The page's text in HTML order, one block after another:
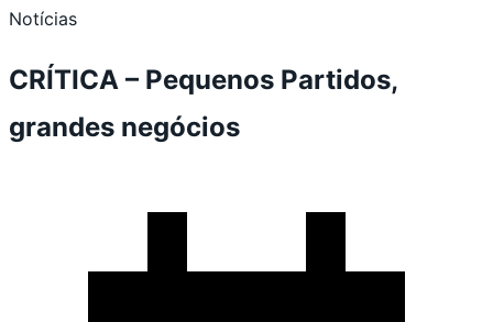
Notícias
CRÍTICA – Pequenos Partidos,
grandes negócios